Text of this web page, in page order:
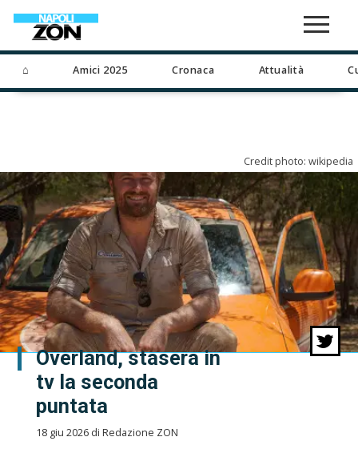
⌂ Amici 2025 Cronaca Attualità
Credit photo: wikipedia
Overland, stasera in
tv la seconda
puntata
18 giu 2026 di Redazione ZON